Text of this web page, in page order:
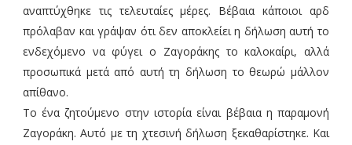
αναπτύχθηκε τις τελευταίες μέρες. Βέβαια κάποιοι αρδ
πρόλαβαν και γράψαν ότι δεν αποκλείει η δήλωση αυτή το
ενδεχόμενο να φύγει ο Ζαγοράκης το καλοκαίρι, αλλά
προσωπικά μετά από αυτή τη δήλωση το θεωρώ μάλλον
απίθανο.
Το ένα ζητούμενο στην ιστορία είναι βέβαια η παραμονή
Ζαγοράκη. Αυτό με τη χτεσινή δήλωση ξεκαθαρίστηκε. Και